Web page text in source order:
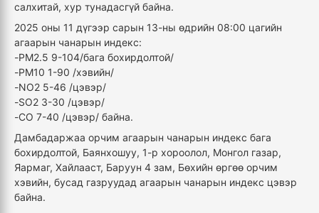
салхитай, хур тунадасгүй байна.
2025 оны 11 дүгээр сарын 13-ны өдрийн 08:00 цагийн
агаарын чанарын индекс:
-PM2.5 9-104/бага бохирдолтой/
-PM10 1-90 /хэвийн/
-NO2 5-46 /цэвэр/
-SO2 3-30 /цэвэр/
-CO 7-40 /цэвэр/ байна.
Дамбадаржаа орчим агаарын чанарын индекс бага
бохирдолтой, Баянхошуу, 1-р хороолол, Монгол газар,
Яармаг, Хайлааст, Баруун 4 зам, Бөхийн өргөө орчим
хэвийн, бусад газруудад агаарын чанарын индекс цэвэр
байна.